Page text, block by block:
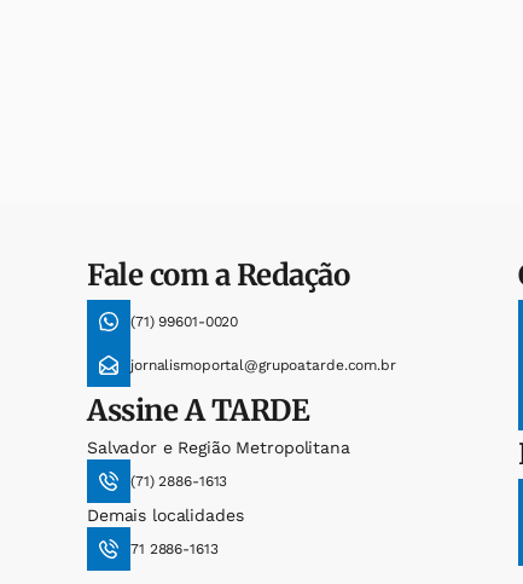
Fale com a Redação
(71) 99601-0020
jornalismoportal@grupoatarde.com.br
AssineA TARDE
Salvador e Região Metropolitana
(71) 2886-1613
Demais localidades
71 2886-1613